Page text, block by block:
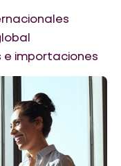
importaciones